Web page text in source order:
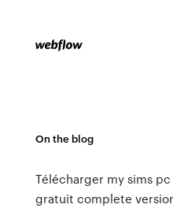
On the blog
Télécharger my sims pc
gratuit complete